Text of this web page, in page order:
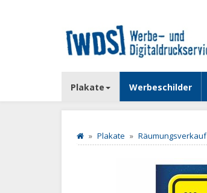
Plakate Werbeschilder
Plakate Räumungsverkauf